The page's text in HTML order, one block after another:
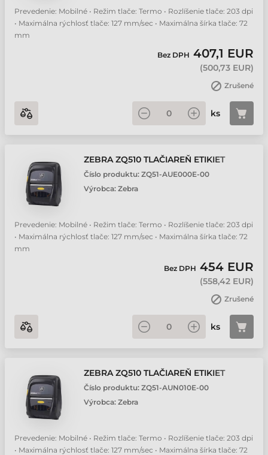
Prevedenie: Mobilné • Režim tlače: Termo • Rozlíšenie tlače: 203 dpi
• Maximálna rýchlosť tlače: 127 mm/sec • Maximálna šírka tlače: 72
mm
Bez DPH 407,1 EUR
(500,73 EUR)
Zrušené
ks
ZEBRA ZQ510 TLAČIAREŇ ETIKIET
Číslo produktu: ZQ51-AUE000E-00
Výrobca: Zebra
Prevedenie: Mobilné • Režim tlače: Termo • Rozlíšenie tlače: 203 dpi
• Maximálna rýchlosť tlače: 127 mm/sec • Maximálna šírka tlače: 72
mm
Bez DPH 454 EUR
(558,42 EUR)
Zrušené
ks
ZEBRA ZQ510 TLAČIAREŇ ETIKIET
Číslo produktu: ZQ51-AUN010E-00
Výrobca: Zebra
Prevedenie: Mobilné • Režim tlače: Termo • Rozlíšenie tlače: 203 dpi
• Maximálna rýchlosť tlače: 127 mm/sec • Maximálna šírka tlače: 72